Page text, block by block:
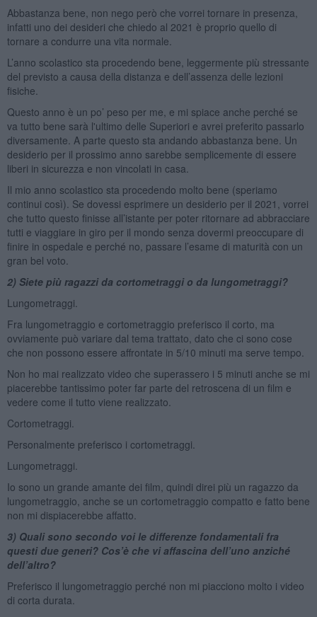
Abbastanza bene, non nego però che vorrei tornare in presenza,
infatti uno dei desideri che chiedo al 2021 è proprio quello di
tornare a condurre una vita normale.
L’anno scolastico sta procedendo bene, leggermente più stressante
del previsto a causa della distanza e dell’assenza delle lezioni
fisiche.
Questo anno è un po’ peso per me, e mi spiace anche perché se
va tutto bene sarà l'ultimo delle Superiori e avrei preferito passarlo
diversamente. A parte questo sta andando abbastanza bene. Un
desiderio per il prossimo anno sarebbe semplicemente di essere
liberi in sicurezza e non vincolati in casa.
Il mio anno scolastico sta procedendo molto bene (speriamo
continui così). Se dovessi esprimere un desiderio per il 2021, vorrei
che tutto questo finisse all’istante per poter ritornare ad abbracciare
tutti e viaggiare in giro per il mondo senza dovermi preoccupare di
finire in ospedale e perché no, passare l’esame di maturità con un
gran bel voto.
2) Siete più ragazzi da cortometraggi o da lungometraggi?
Lungometraggi.
Fra lungometraggio e cortometraggio preferisco il corto, ma
ovviamente può variare dal tema trattato, dato che ci sono cose
che non possono essere affrontate in 5/10 minuti ma serve tempo.
Non ho mai realizzato video che superassero i 5 minuti anche se mi
piacerebbe tantissimo poter far parte del retroscena di un film e
vedere come il tutto viene realizzato.
Cortometraggi.
Personalmente preferisco i cortometraggi.
Lungometraggi.
Io sono un grande amante dei film, quindi direi più un ragazzo da
lungometraggio, anche se un cortometraggio compatto e fatto bene
non mi dispiacerebbe affatto.
3) Quali sono secondo voi le differenze fondamentali fra
questi due generi? Cos’è che vi affascina dell’uno anziché
dell’altro?
Preferisco il lungometraggio perché non mi piacciono molto i video
di corta durata.